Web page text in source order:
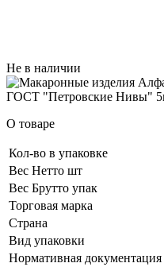
Не в наличии
О товаре
Кол-во в упаковке
Вес Нетто шт
Вес Брутто упак
Торговая марка
Страна
Вид упаковки
Нормативная документация